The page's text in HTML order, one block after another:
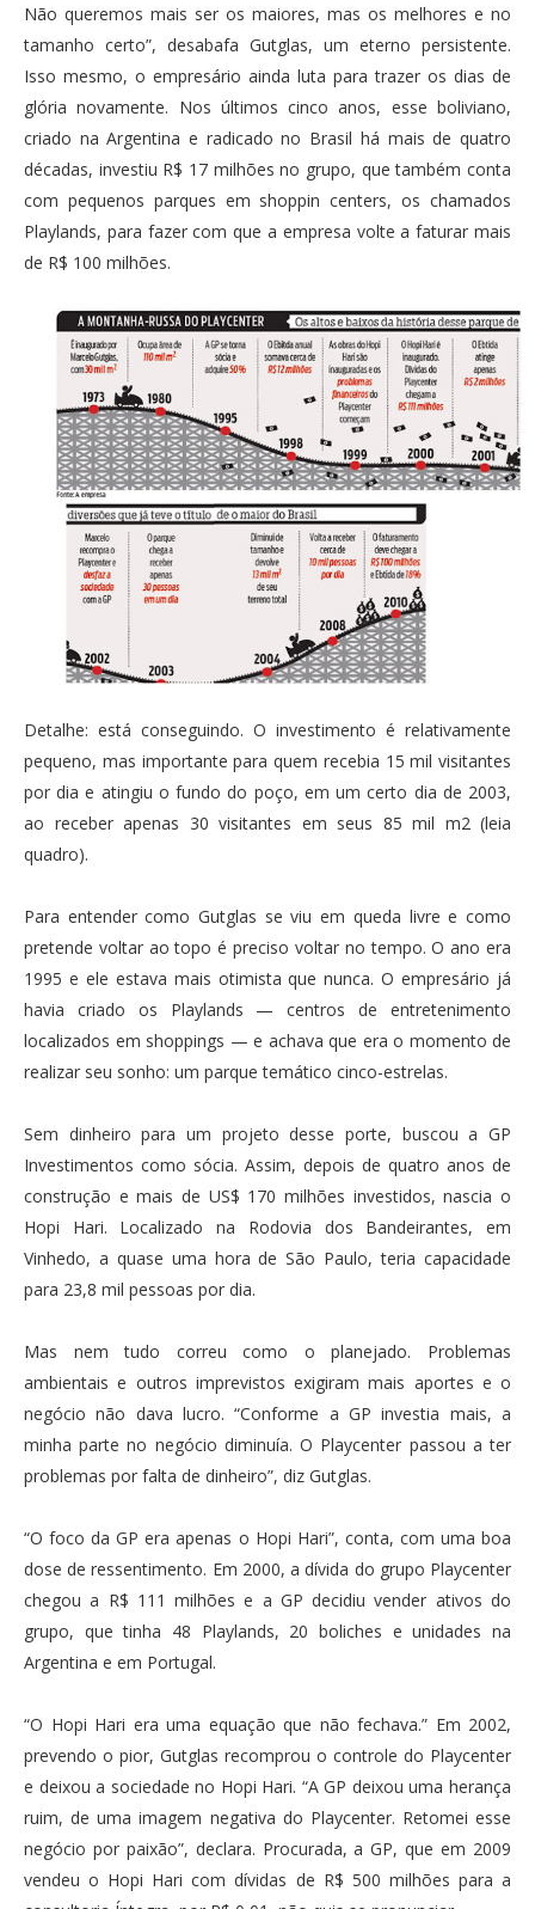
Não queremos mais ser os maiores, mas os melhores e no
tamanho certo”, desabafa Gutglas, um eterno persistente.
Isso mesmo, o empresário ainda luta para trazer os dias de
glória novamente. Nos últimos cinco anos, esse boliviano,
criado na Argentina e radicado no Brasil há mais de quatro
décadas, investiu R$ 17 milhões no grupo, que também conta
com pequenos parques em shoppin centers, os chamados
Playlands, para fazer com que a empresa volte a faturar mais
de R$ 100 milhões.
Detalhe: está conseguindo. O investimento é relativamente
pequeno, mas importante para quem recebia 15 mil visitantes
por dia e atingiu o fundo do poço, em um certo dia de 2003,
ao receber apenas 30 visitantes em seus 85 mil m2 (leia
quadro).
Para entender como Gutglas se viu em queda livre e como
pretende voltar ao topo é preciso voltar no tempo. O ano era
1995 e ele estava mais otimista que nunca. O empresário já
havia criado os Playlands — centros de entretenimento
localizados em shoppings — e achava que era o momento de
realizar seu sonho: um parque temático cinco-estrelas.
Sem dinheiro para um projeto desse porte, buscou a GP
Investimentos como sócia. Assim, depois de quatro anos de
construção e mais de US$ 170 milhões investidos, nascia o
Hopi Hari. Localizado na Rodovia dos Bandeirantes, em
Vinhedo, a quase uma hora de São Paulo, teria capacidade
para 23,8 mil pessoas por dia.
Mas nem tudo correu como o planejado. Problemas
ambientais e outros imprevistos exigiram mais aportes e o
negócio não dava lucro. “Conforme a GP investia mais, a
minha parte no negócio diminuía. O Playcenter passou a ter
problemas por falta de dinheiro”, diz Gutglas.
“O foco da GP era apenas o Hopi Hari”, conta, com uma boa
dose de ressentimento. Em 2000, a dívida do grupo Playcenter
chegou a R$ 111 milhões e a GP decidiu vender ativos do
grupo, que tinha 48 Playlands, 20 boliches e unidades na
Argentina e em Portugal.
“O Hopi Hari era uma equação que não fechava.” Em 2002,
prevendo o pior, Gutglas recomprou o controle do Playcenter
e deixou a sociedade no Hopi Hari. “A GP deixou uma herança
ruim, de uma imagem negativa do Playcenter. Retomei esse
negócio por paixão”, declara. Procurada, a GP, que em 2009
vendeu o Hopi Hari com dívidas de R$ 500 milhões para a